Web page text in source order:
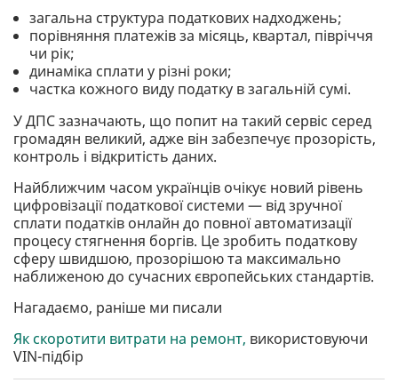
загальна структура податкових надходжень;
порівняння платежів за місяць, квартал, півріччя
чи рік;
динаміка сплати у різні роки;
частка кожного виду податку в загальній сумі.
У ДПС зазначають, що попит на такий сервіс серед
громадян великий, адже він забезпечує прозорість,
контроль і відкритість даних.
Найближчим часом українців очікує новий рівень
цифровізації податкової системи — від зручної
сплати податків онлайн до повної автоматизації
процесу стягнення боргів. Це зробить податкову
сферу швидшою, прозорішою та максимально
наближеною до сучасних європейських стандартів.
Нагадаємо, раніше ми писали
Як скоротити витрати на ремонт, використовуючи
VIN-підбір